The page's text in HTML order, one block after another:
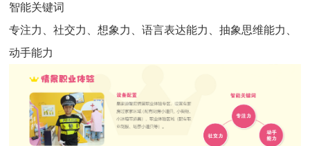
智能关键词
专注力、社交力、想象力、语言表达能力、抽象思维能力、
动手能力